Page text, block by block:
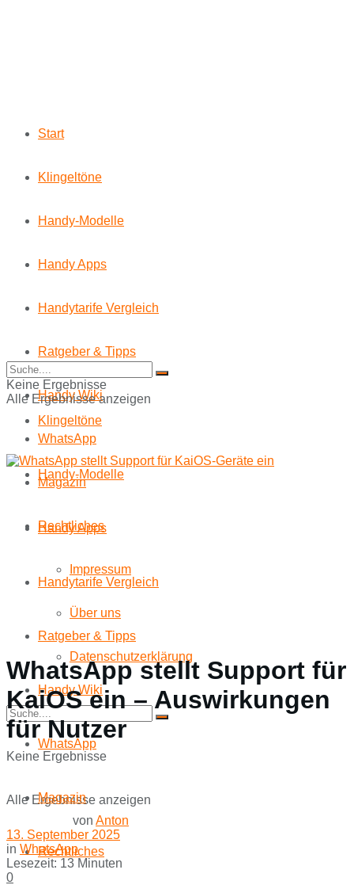
Start
Klingeltöne
Handy-Modelle
Handy Apps
Handytarife Vergleich
Ratgeber & Tipps
Handy Wiki
WhatsApp
Magazin
Rechtliches
Impressum
Über uns
Datenschutzerklärung
Keine Ergebnisse
Alle Ergebnisse anzeigen
Start
Klingeltöne
Handy-Modelle
Handy Apps
Handytarife Vergleich
Ratgeber & Tipps
Handy Wiki
WhatsApp
Magazin
Rechtliches
Keine Ergebnisse
Alle Ergebnisse anzeigen
WhatsApp stellt Support für
KaiOS ein – Auswirkungen
für Nutzer
von Anton
13. September 2025
in WhatsApp
Lesezeit: 13 Minuten
0